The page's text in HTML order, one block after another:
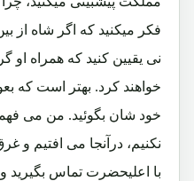
فکر میکنید که اگر شاه از
نی یقیین کنید که همراه او
خواهند کرد. بهتر است که
خود شان بگوئید. من می
نکنیم، درآنجا می افتیم و
با اعلیحضرت تماس بگیرید